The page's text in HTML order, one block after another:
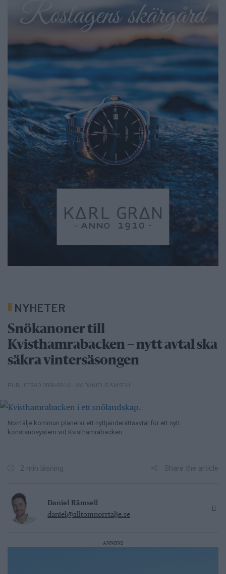
NYHETER
Snökanoner till
Kvisthamrabacken – nytt avtal ska
säkra vintersäsongen
PUBLICERAD 2026-02-16 – AV DANIEL RÄMSELL
Norrtälje kommun planerar ett nyttjanderättsavtal för ett nytt
konstsnösystem vid Kvisthamrabacken.
2 min läsning Share the article
Daniel Rämsell
daniel@alltomnorrtalje.se
ANNONS